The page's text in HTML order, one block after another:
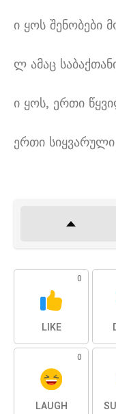
ი ყოს შენობები
ლ ამაც
ი ყოს, ერთი
ერთი
0
LIKE
0
LAUGH